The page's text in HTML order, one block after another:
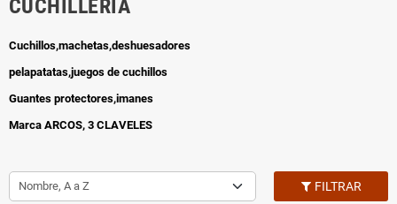
CUCHILLERIA
Cuchillos,machetas,deshuesadores
pelapatatas,juegos de cuchillos
Guantes protectores,imanes
Marca ARCOS, 3 CLAVELES
Nombre, A a Z FILTRAR